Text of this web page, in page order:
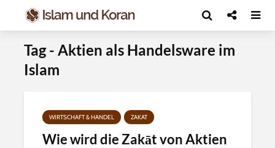
Tag - Aktien als Handelsware im
Islam
WIRTSCHAFT & HANDEL ZAKAT
Wie wird die Zakāt von Aktien